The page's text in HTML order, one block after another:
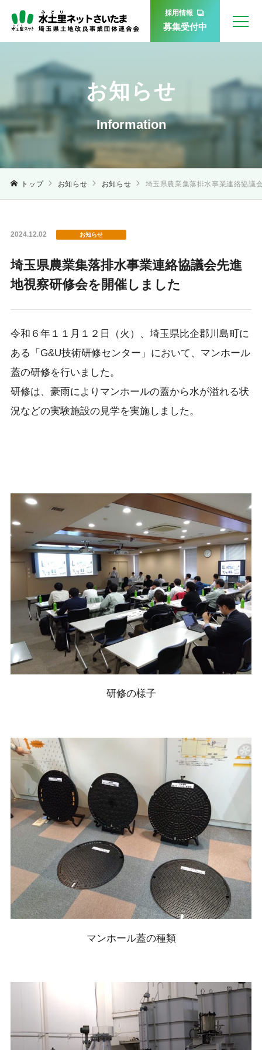
採用情報
募集受付中
お知らせ
Information
トップ お知らせ お知らせ 埼玉県農業集落排水事業連絡協議
2024.12.02 お知らせ
埼玉県農業集落排水事業連絡協議会先進
地視察研修会を開催しました
令和６年１１月１２日（火）、埼玉県比企郡川島町に
ある「G&U技術研修センター」において、マンホール
蓋の研修を行いました。
研修は、豪雨によりマンホールの蓋から水が溢れる状
況などの実験施設の見学を実施しました。
研修の様子
マンホール蓋の種類